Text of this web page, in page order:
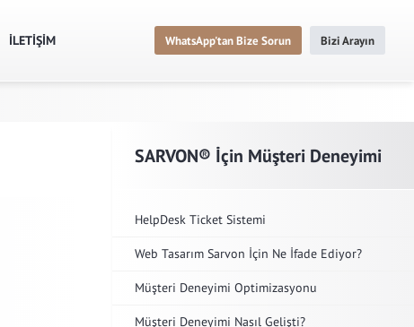
İLETİŞİM WhatsApp'tan Bize Sorun Bizi Arayın
SARVON® İçin Müşteri Deneyimi
HelpDesk Ticket Sistemi
Web Tasarım Sarvon İçin Ne İfade Ediyor?
Müşteri Deneyimi Optimizasyonu
Müşteri Deneyimi Nasıl Gelişti?